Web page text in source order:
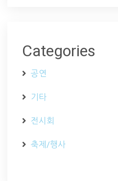
Categories
공연
기타
전시회
축제/행사